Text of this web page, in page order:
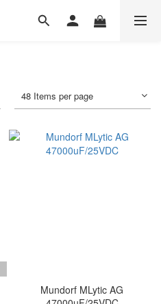
48 Items per page
Mundorf MLytic AG